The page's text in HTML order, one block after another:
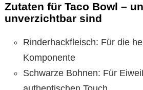
Zutaten für Taco Bowl –
unverzichtbar sind
Rinderhackfleisch: Für die
Komponente
Schwarze Bohnen: Für